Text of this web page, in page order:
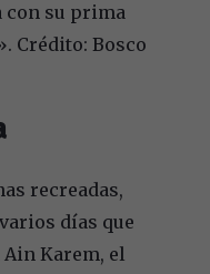
con su prima
Crédito: Bosco
recreadas,
días que
Karem, el